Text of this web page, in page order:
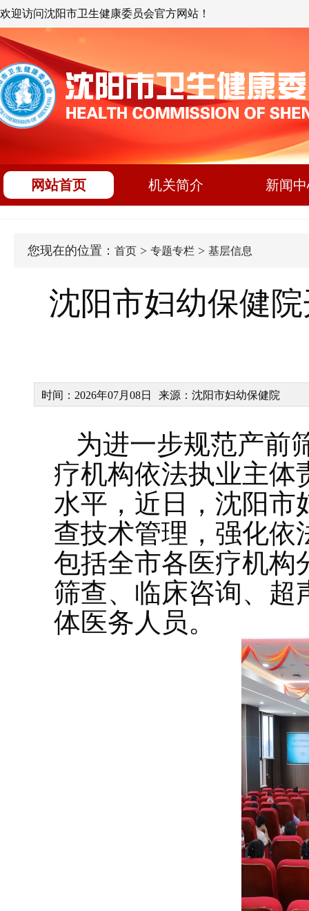
欢迎访问沈阳市卫生健康委员会官方网站！
网站首页 机关简介 新闻
您现在的位置： 首页 > 专题专栏 > 基层信息
沈阳市妇幼保健
时间：2026年07月08日 来源：沈阳市妇幼保健院
为进一步规范产前
疗机构依法执业主体
水平，近日，沈阳市
查技术管理，强化依
包括全市各医疗机构
筛查、临床咨询、超
体医务人员。